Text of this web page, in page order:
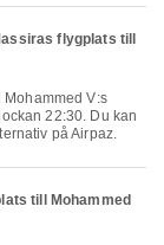
flygplats till
22:30. Du kan
på Airpaz.
till Mohammed